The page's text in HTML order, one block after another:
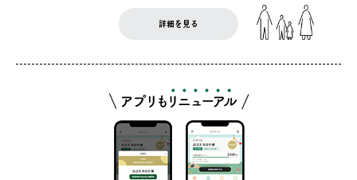
詳細を見る